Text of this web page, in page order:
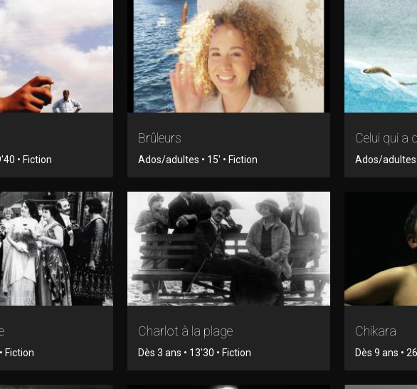
• Fiction
Brûleurs
Ados/adultes • 15' • Fiction
Celui qui a
Ados/adultes
Fiction
Charlot à la plage
Dès 3 ans • 13'30 • Fiction
Chikara
Dès 9 ans •